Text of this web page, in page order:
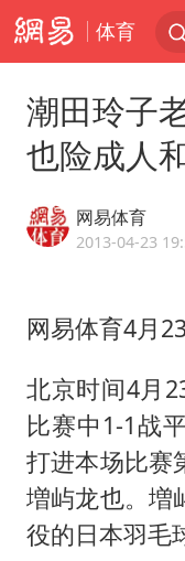
体育
潮田玲子
也险成人
网易体育
2013-04-23
网易体育4月
北京时间4月
比赛中1-1战
打进本场比赛
増屿龙也。増
役的日本羽毛